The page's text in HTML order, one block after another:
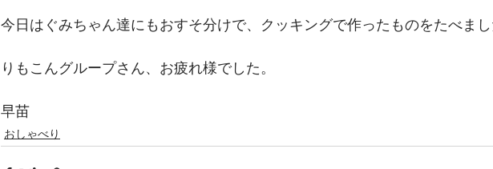
今日はぐみちゃん達にもおすそ分けで、クッキングで作ったものをたべま
りもこんグループさん、お疲れ様でした。
早苗
おしゃべり